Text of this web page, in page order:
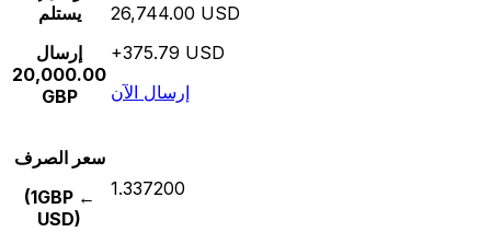
يستلم
إرسال
20,000.00
GBP
26,744.00 USD
+375.79 USD
إرسال الآن
سعر الصرف
(1GBP ←
USD)
1.337200